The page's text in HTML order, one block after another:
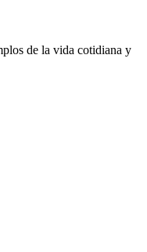
de la vida cotidiana y